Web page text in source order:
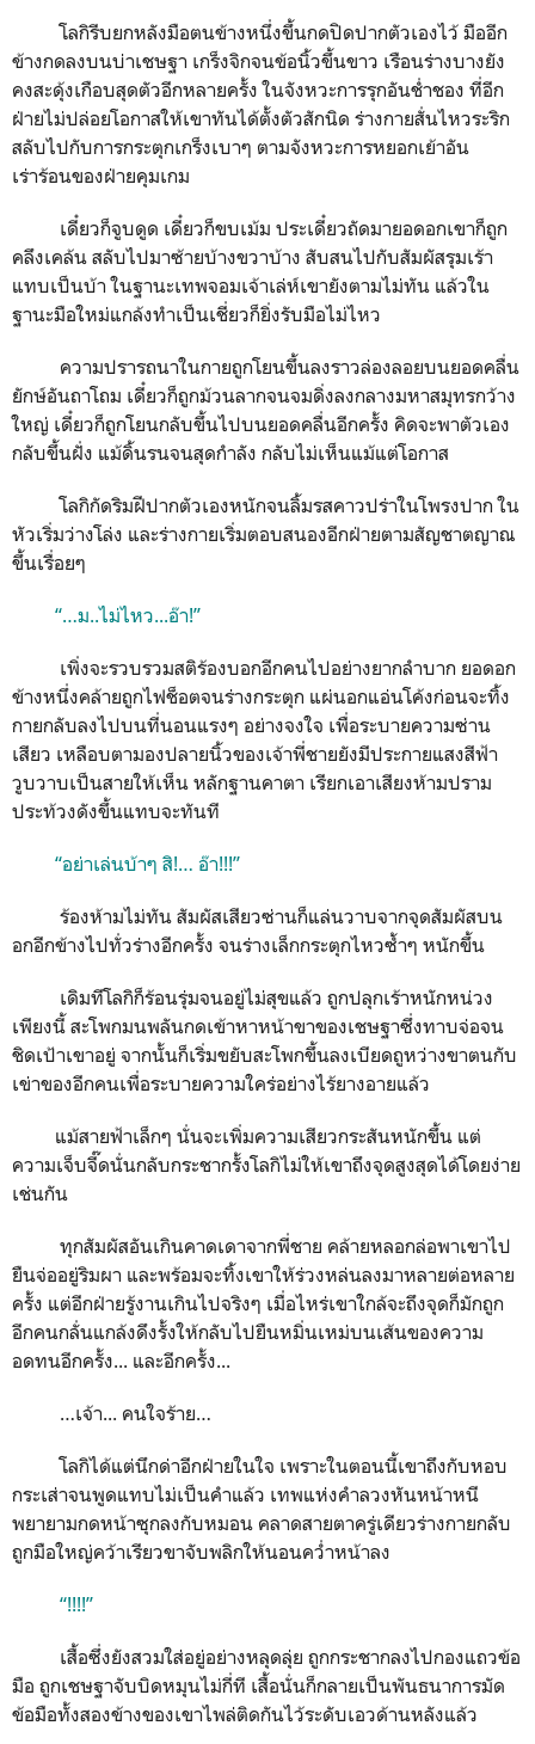
โลกิรีบยกหลังมือตนข้างหนึ่งขึ้นกดปิดปากตัวเองไว้ มืออีก
ข้างกดลงบนบ่าเชษฐา เกร็งจิกจนข้อนิ้วขึ้นขาว เรือนร่างบางยัง
คงสะดุ้งเกือบสุดตัวอีกหลายครั้ง ในจังหวะการรุกอันช่ำชอง ที่อีก
ฝ่ายไม่ปล่อยโอกาสให้เขาทันได้ตั้งตัวสักนิด ร่างกายสั่นไหวระริก
สลับไปกับการกระตุกเกร็งเบาๆ ตามจังหวะการหยอกเย้าอัน
เร่าร้อนของฝ่ายคุมเกม
เดี๋ยวก็จูบดูด เดี๋ยวก็ขบเม้ม ประเดี๋ยวถัดมายอดอกเขาก็ถูก
คลึงเคล้น สลับไปมาซ้ายบ้างขวาบ้าง สับสนไปกับสัมผัสรุมเร้า
แทบเป็นบ้า ในฐานะเทพจอมเจ้าเล่ห์เขายังตามไม่ทัน แล้วใน
ฐานะมือใหม่แกล้งทำเป็นเชี่ยวก็ยิ่งรับมือไม่ไหว
ความปรารถนาในกายถูกโยนขึ้นลงราวล่องลอยบนยอดคลื่น
ยักษ์อันถาโถม เดี๋ยวก็ถูกม้วนลากจนจมดิ่งลงกลางมหาสมุทรกว้าง
ใหญ่ เดี๋ยวก็ถูกโยนกลับขึ้นไปบนยอดคลื่นอีกครั้ง คิดจะพาตัวเอง
กลับขึ้นฝั่ง แม้ดิ้นรนจนสุดกำลัง กลับไม่เห็นแม้แต่โอกาส
โลกิกัดริมฝีปากตัวเองหนักจนลิ้มรสคาวปร่าในโพรงปาก ใน
หัวเริ่มว่างโล่ง และร่างกายเริ่มตอบสนองอีกฝ่ายตามสัญชาตญาณ
ขึ้นเรื่อยๆ
“…ม..ไม่ไหว...อ๊า!”
เพิ่งจะรวบรวมสติร้องบอกอีกคนไปอย่างยากลำบาก ยอดอก
ข้างหนึ่งคล้ายถูกไฟช็อตจนร่างกระตุก แผ่นอกแอ่นโค้งก่อนจะทิ้ง
กายกลับลงไปบนที่นอนแรงๆ อย่างจงใจ เพื่อระบายความซ่าน
เสียว เหลือบตามองปลายนิ้วของเจ้าพี่ชายยังมีประกายแสงสีฟ้า
วูบวาบเป็นสายให้เห็น หลักฐานคาตา เรียกเอาเสียงห้ามปราม
ประท้วงดังขึ้นแทบจะทันที
“อย่าเล่นบ้าๆ สิ!… อ๊า!!!”
ร้องห้ามไม่ทัน สัมผัสเสียวซ่านก็แล่นวาบจากจุดสัมผัสบน
อกอีกข้างไปทั่วร่างอีกครั้ง จนร่างเล็กกระตุกไหวซ้ำๆ หนักขึ้น
เดิมทีโลกิก็ร้อนรุ่มจนอยู่ไม่สุขแล้ว ถูกปลุกเร้าหนักหน่วง
เพียงนี้ สะโพกมนพลันกดเข้าหาหน้าขาของเชษฐาซึ่งทาบจ่อจน
ชิดเป้าเขาอยู่ จากนั้นก็เริ่มขยับสะโพกขึ้นลงเบียดถูหว่างขาตนกับ
เข่าของอีกคนเพื่อระบายความใคร่อย่างไร้ยางอายแล้ว
แม้สายฟ้าเล็กๆ นั่นจะเพิ่มความเสียวกระสันหนักขึ้น แต่
ความเจ็บจี๊ดนั่นกลับกระชากรั้งโลกิไม่ให้เขาถึงจุดสูงสุดได้โดยง่าย
เช่นกัน
ทุกสัมผัสอันเกินคาดเดาจากพี่ชาย คล้ายหลอกล่อพาเขาไป
ยืนจ่ออยู่ริมผา และพร้อมจะทิ้งเขาให้ร่วงหล่นลงมาหลายต่อหลาย
ครั้ง แต่อีกฝ่ายรู้งานเกินไปจริงๆ เมื่อไหร่เขาใกล้จะถึงจุดก็มักถูก
อีกคนกลั่นแกล้งดึงรั้งให้กลับไปยืนหมิ่นเหม่บนเส้นของความ
อดทนอีกครั้ง... และอีกครั้ง...
…เจ้า... คนใจร้าย…
โลกิได้แต่นึกด่าอีกฝ่ายในใจ เพราะในตอนนี้เขาถึงกับหอบ
กระเส่าจนพูดแทบไม่เป็นคำแล้ว เทพแห่งคำลวงหันหน้าหนี
พยายามกดหน้าซุกลงกับหมอน คลาดสายตาครู่เดียวร่างกายกลับ
ถูกมือใหญ่คว้าเรียวขาจับพลิกให้นอนคว่ำหน้าลง
“!!!!”
เสื้อซึ่งยังสวมใส่อยู่อย่างหลุดลุ่ย ถูกกระชากลงไปกองแถวข้อ
มือ ถูกเชษฐาจับบิดหมุนไม่กี่ที เสื้อนั่นก็กลายเป็นพันธนาการมัด
ข้อมือทั้งสองข้างของเขาไพล่ติดกันไว้ระดับเอวด้านหลังแล้ว